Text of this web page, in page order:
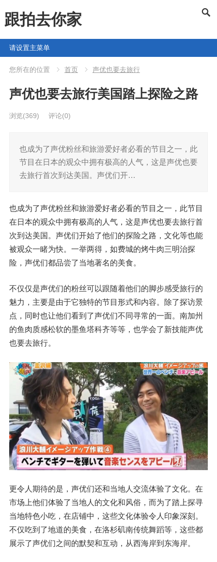
跟拍去你家
请设置主菜单
您所在的位置 首页 声优也要去旅行
声优也要去旅行美国踏上探险之路
浏览(369) 评论(0)
也成为了声优粉丝和旅游爱好者必看的节目之一，此
节目在日本的观众中拥有极高的人气，这是声优也要
去旅行首次到达美国。声优们开…
也成为了声优粉丝和旅游爱好者必看的节目之一，此节目
在日本的观众中拥有极高的人气，这是声优也要去旅行首
次到达美国。声优们开始了他们的探险之路，文化等也能
被观众一睹为快。一举两得，如费城的烤牛肉三明治探
险，声优们都品尝了当地著名的美食。
不仅仅是声优们的粉丝可以跟随着他们的脚步感受旅行的
魅力，主要是由于它独特的节目形式和内容。除了探访景
点，同时也让他们看到了声优们不同寻常的一面。南加州
的鱼肉质感松软的墨鱼塔科齐等等，也学会了新技能声优
也要去旅行。
更令人期待的是，声优们还和当地人交流体验了文化。在
市场上他们体验了当地人的文化和风俗，而为了踏上探寻
当地特色小吃，在店铺中，这些文化体验令人印象深刻。
不仅吃到了地道的美食，在洛杉矶南传统舞蹈等，这些都
展示了声优们之间的默契和互动，从西海岸到东海岸。